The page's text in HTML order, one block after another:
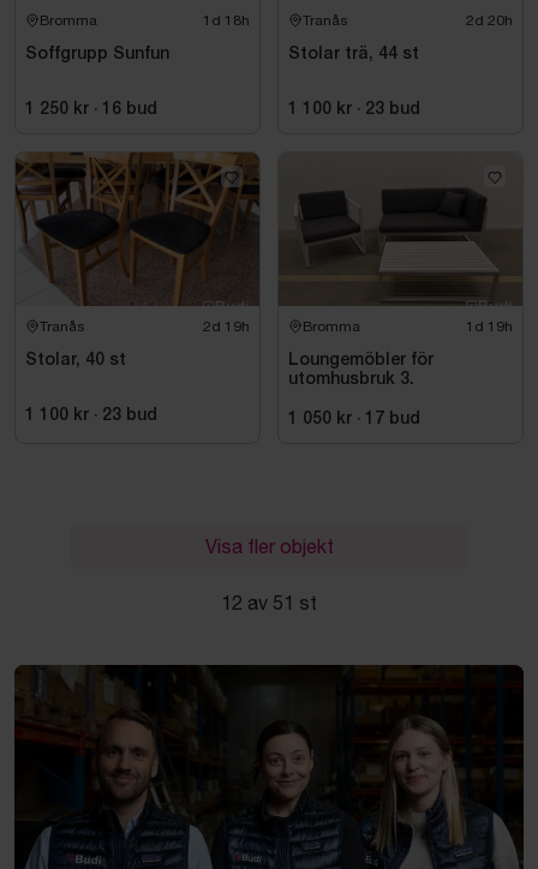
Bromma 1d 18h
Soffgrupp Sunfun
1 250 kr · 16 bud
Tranås 2d 20h
Stolar trä, 44 st
1 100 kr · 23 bud
Tranås 2d 19h
Stolar, 40 st
1 100 kr · 23 bud
Bromma 1d 19h
Loungemöbler för
utomhusbruk 3.
1 050 kr · 17 bud
Visa fler objekt
12 av 51 st